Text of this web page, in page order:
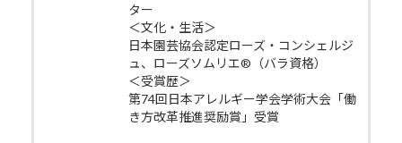
ター
＜文化・生活＞
日本園芸協会認定ローズ・コンシェルジ
ュ、ローズソムリエ®（バラ資格）
＜受賞歴＞
第74回日本アレルギー学会学術大会「働
き方改革推進奨励賞」受賞